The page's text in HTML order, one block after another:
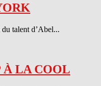
talent d’Abel...
À LA COOL